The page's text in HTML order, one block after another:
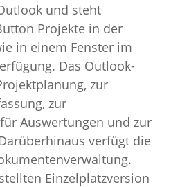
und steht
Projekte in der
in einem Fenster im
Das Outlook-
zur
zur
Auswertungen und zur
verfügt die
Einzelplatzversion